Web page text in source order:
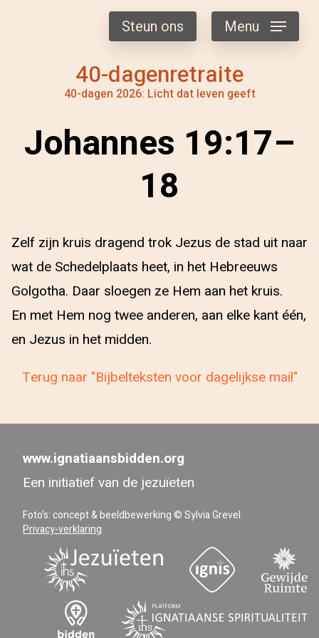
40-dagenretraite
40-dagen 2026: Licht dat leven geeft
Steun ons Menu
Johannes 19:17–
18
Zelf zijn kruis dragend trok Jezus de stad uit naar
wat de Schedelplaats heet, in het Hebreeuws
Golgotha. Daar sloegen ze Hem aan het kruis.
En met Hem nog twee anderen, aan elke kant één,
en Jezus in het midden.
Terug naar "Bijbelteksten voor dagelijkse mail"
www.ignatiaansbidden.org
Een initiatief van de jezuïeten
Foto's: concept & beeldbewerking © Sylvia Grevel
Privacy-verklaring